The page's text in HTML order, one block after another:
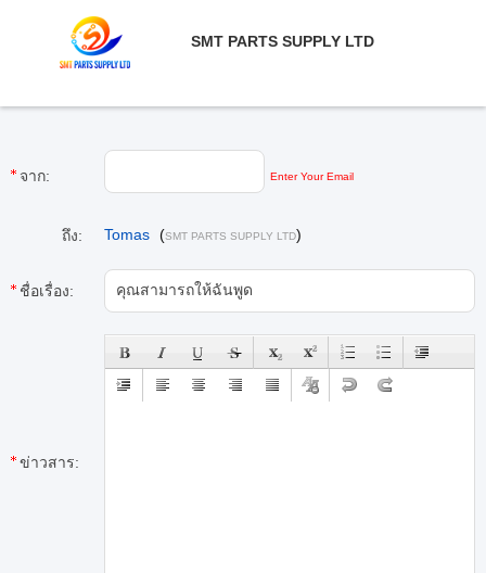
SMT PARTS SUPPLY LTD
จาก: Enter Your Email
ถึง: Tomas (SMT PARTS SUPPLY LTD)
ชื่อเรื่อง:
ข่าวสาร: